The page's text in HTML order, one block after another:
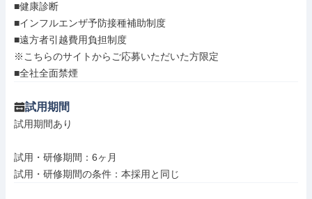
■健康診断
■インフルエンザ予防接種補助制度
■遠方者引越費用負担制度
※こちらのサイトからご応募いただいた方限定
■全社全面禁煙
試用期間
試用期間あり
試用・研修期間：6ヶ月